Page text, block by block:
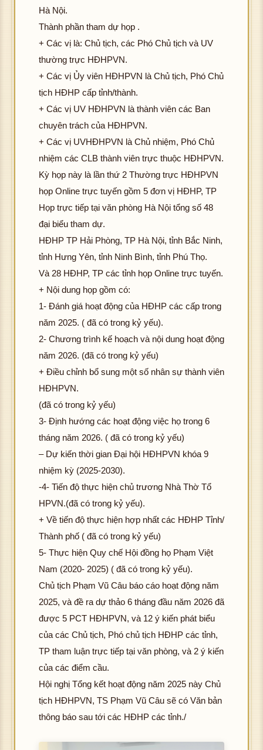
Hà Nội.
Thành phần tham dự họp .
+ Các vị là: Chủ tịch, các Phó Chủ tịch và UV
thường trực HĐHPVN.
+ Các vị Ủy viên HĐHPVN là Chủ tịch, Phó Chủ
tịch HĐHP cấp tỉnh/thành.
+ Các vị UV HĐHPVN là thành viên các Ban
chuyên trách của HĐHPVN.
+ Các vị UVHĐHPVN là Chủ nhiệm, Phó Chủ
nhiệm các CLB thành viên trực thuộc HĐHPVN.
Kỳ họp này là lần thứ 2 Thường trực HĐHPVN
họp Online trực tuyến gồm 5 đơn vị HĐHP, TP
Họp trực tiếp tại văn phòng Hà Nội tổng số 48
đại biểu tham dự.
HĐHP TP Hải Phòng, TP Hà Nội, tỉnh Bắc Ninh,
tỉnh Hưng Yên, tỉnh Ninh Bình, tỉnh Phú Thọ.
Và 28 HĐHP, TP các tỉnh họp Online trực tuyến.
+ Nội dung họp gồm có:
1- Đánh giá hoạt động của HĐHP các cấp trong
năm 2025. ( đã có trong kỷ yếu).
2- Chương trình kế hoạch và nội dung hoạt động
năm 2026. (đã có trong kỷ yếu)
+ Điều chỉnh bổ sung một số nhân sự thành viên
HĐHPVN.
(đã có trong kỷ yếu)
3- Định hướng các hoạt động việc họ trong 6
tháng năm 2026. ( đã có trong kỷ yếu)
– Dự kiến thời gian Đại hội HĐHPVN khóa 9
nhiệm kỳ (2025-2030).
-4- Tiến độ thực hiện chủ trương Nhà Thờ Tổ
HPVN.(đã có trong kỷ yếu).
+ Về tiến độ thực hiện hợp nhất các HĐHP Tỉnh/
Thành phố ( đã có trong kỷ yếu)
5- Thực hiện Quy chế Hội đồng họ Phạm Việt
Nam (2020- 2025) ( đã có trong kỷ yếu).
Chủ tịch Phạm Vũ Câu báo cáo hoạt động năm
2025, và đề ra dự thảo 6 tháng đầu năm 2026 đã
được 5 PCT HĐHPVN, và 12 ý kiến phát biểu
của các Chủ tịch, Phó chủ tịch HĐHP các tỉnh,
TP tham luận trực tiếp tại văn phòng, và 2 ý kiến
của các điểm cầu.
Hội nghị Tổng kết hoạt động năm 2025 này Chủ
tịch HĐHPVN, TS Phạm Vũ Câu sẽ có Văn bản
thông báo sau tới các HĐHP các tỉnh./